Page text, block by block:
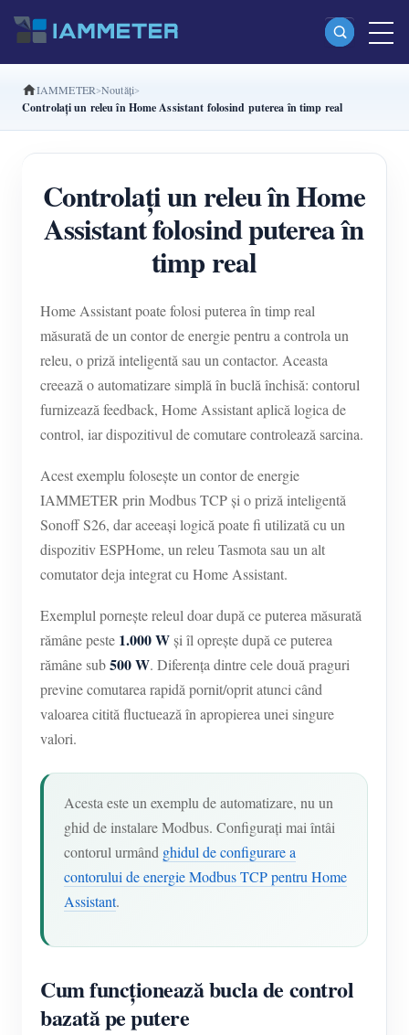
Produse
Contor de energie Wi-Fi trifazat (WEM3080T)
Contor de energie Wi-Fi trifazat (WEM3046T)
Contor de energie Wi-Fi trifazat (WEM3050T)
Controler de putere WiFi
IAMMETER Cloud Pro
Serviciu self-hosting
Încărcător EV
Contor virtual
Sistem de prognoză și simulare energetică
Aplicații
Monitor consum electric
Sistem de control încălzitor FV
Automatizare locuință
Resurse
Ghid rapid produs
Documentație
FAQ
Noutăți
Blog
Comunitate
Program pentru contribuitori
Forum
App Store
Explorare site
Soluții
IAMMETER Noutăți
Controlați un releu în Home Assistant folosind puterea în timp real
Controlați un releu în Home
Assistant folosind puterea în
timp real
Home Assistant poate folosi puterea în timp real
măsurată de un contor de energie pentru a controla un
releu, o priză inteligentă sau un contactor. Aceasta
creează o automatizare simplă în buclă închisă: contorul
furnizează feedback, Home Assistant aplică logica de
control, iar dispozitivul de comutare controlează sarcina.
Acest exemplu folosește un contor de energie
IAMMETER prin Modbus TCP și o priză inteligentă
Sonoff S26, dar aceeași logică poate fi utilizată cu un
dispozitiv ESPHome, un releu Tasmota sau un alt
comutator deja integrat cu Home Assistant.
Exemplul pornește releul doar după ce puterea măsurată
rămâne peste 1.000 Wși îl oprește după ce puterea
rămâne sub500 W. Diferența dintre cele două praguri
previne comutarea rapidă pornit/oprit atunci când
valoarea citită fluctuează în apropierea unei singure
valori.
Acesta este un exemplu de automatizare, nu un
ghid de instalare Modbus. Configurați mai întâi
contorul urmând ghidul de configurare a
contorului de energie Modbus TCP pentru Home
Assistant.
Cum funcționează bucla de control
bazată pe putere